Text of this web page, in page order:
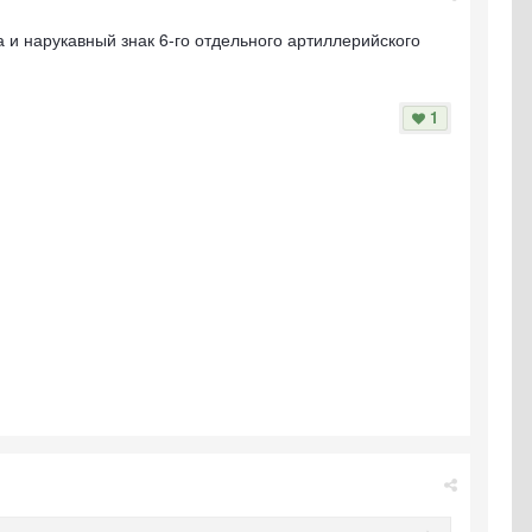
знак 6-го отдельного артиллерийского
1